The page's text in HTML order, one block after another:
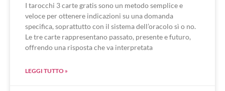
I tarocchi 3 carte gratis sono un metodo semplice e
veloce per ottenere indicazioni su una domanda
specifica, soprattutto con il sistema dell’oracolo sì o no.
Le tre carte rappresentano passato, presente e futuro,
offrendo una risposta che va interpretata
LEGGI TUTTO »